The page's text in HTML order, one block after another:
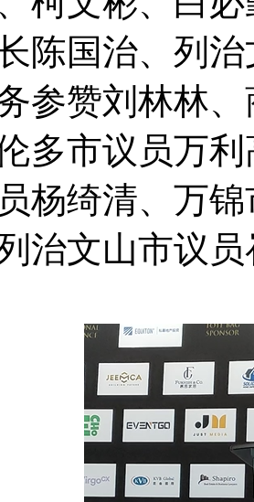
陈国治、列
参赞刘林林
多市议员万
杨绮清、万
治文山市议